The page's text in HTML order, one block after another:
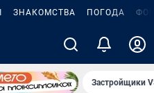
ЗНАКОМСТВА ПОГОДА
Застройщики